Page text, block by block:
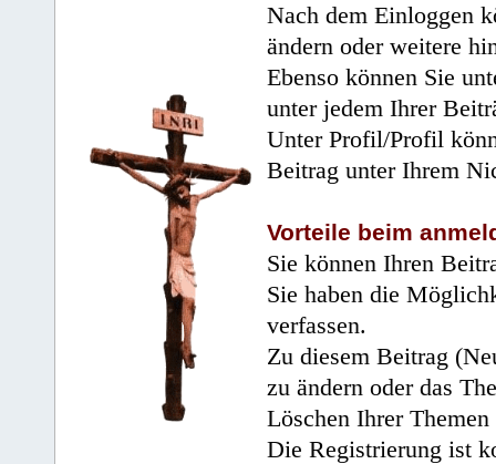
Nach dem Einloggen
ändern oder weitere
Ebenso können Sie
unter jedem Ihrer
Unter Profil/Profil
Beitrag unter Ihrem
Vorteile beim
Sie können Ihren
Sie haben die
verfassen.
Zu diesem Beitrag
zu ändern oder das
Löschen Ihrer
Die Registrierung ist